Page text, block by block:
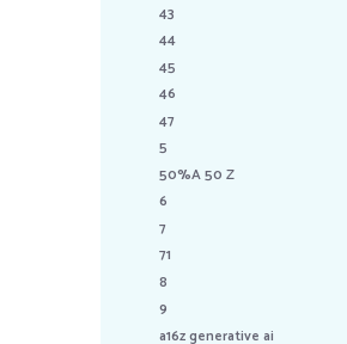
43
44
45
46
47
5
50%A 50 Z
6
7
71
8
9
a16z generative ai